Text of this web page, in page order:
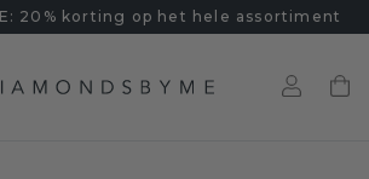
20% korting op het hele assortiment